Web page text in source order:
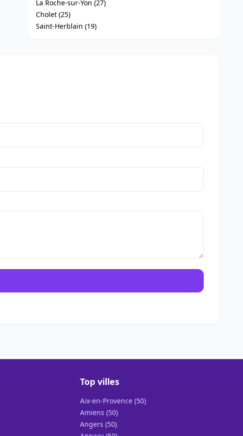
La Roche-sur-Yon (27)
Cholet (25)
Saint-Herblain (19)
Top villes
Aix-en-Provence (50)
Amiens (50)
Angers (50)